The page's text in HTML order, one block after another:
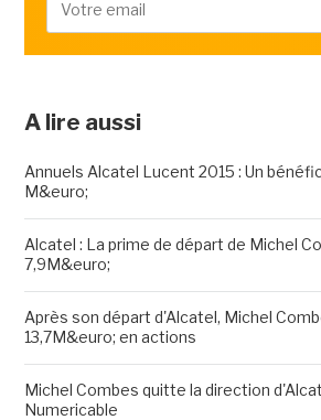
A lire aussi
Annuels Alcatel Lucent 2015 : Un
M&euro;
Alcatel : La prime de départ de Michel
7,9M&euro;
Après son départ d'Alcatel, Michel
13,7M&euro; en actions
Michel Combes quitte la direction
Numericable